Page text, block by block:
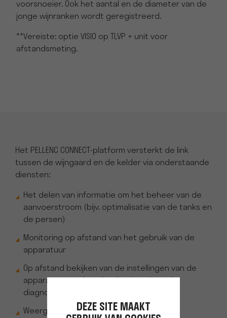
voorsnoeier. Ook het aantal en de diameter van de
jonge wijnranken wordt geregistreerd.
**Vereiste: optie VISIO op TLVP + unit voor
afstandsmeting.
Het PELLENC CONNECT-platform versterkt de link
tussen de wijngaard en de kelder via onderstaande
diensten:
Het delen van informatie om het beheer van de
aanvoerstroom (bijv. optimalisatie van de tanks en
de persen)
Monitoring op afstand van het gebruik van de
apparatuur
Op afstand bekijken van de instellingen van de
apparatuur van het distributiepark en de
diagnostische gegevens
Weergave van alle procesinformatie
DEZE SITE MAAKT